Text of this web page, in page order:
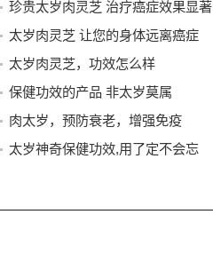
珍贵太岁肉灵芝 治疗癌症效果显著
太岁肉灵芝 让您的身体远离癌症
太岁肉灵芝，功效怎么样
保健功效的产品 非太岁莫属
肉太岁，预防衰老，增强免疫
太岁神奇保健功效,用了定不会忘